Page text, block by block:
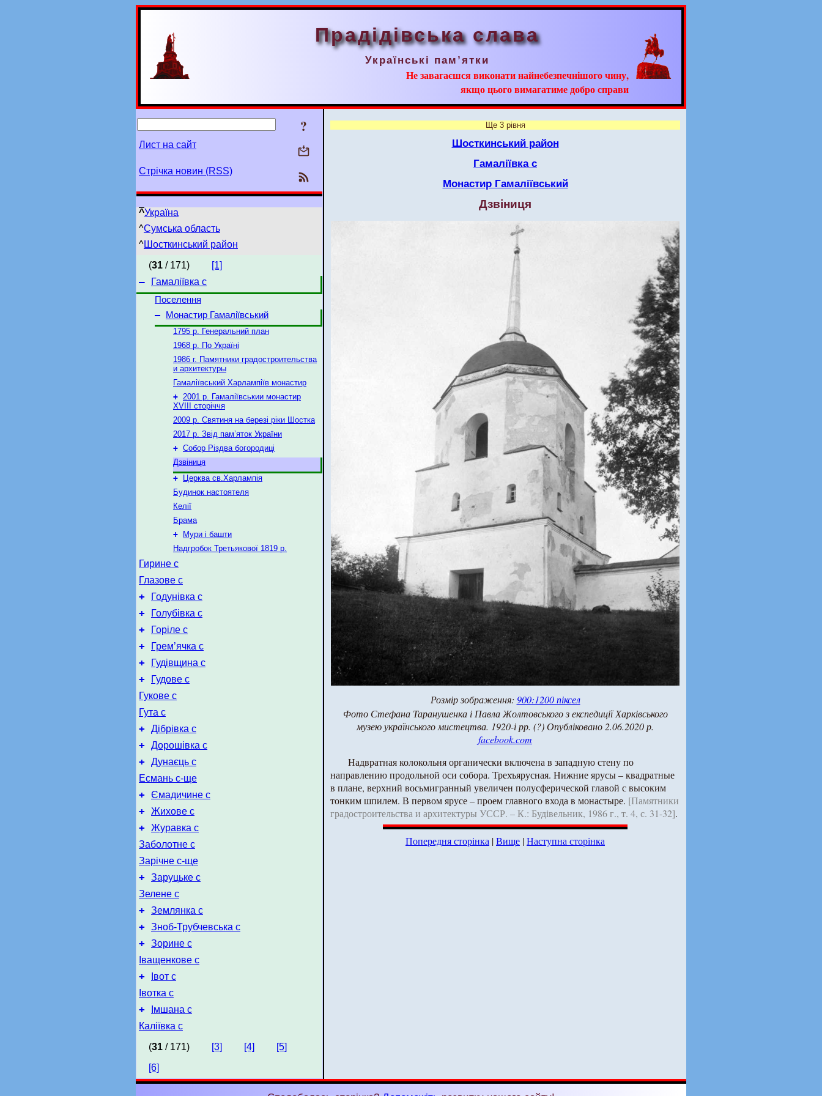
Прадідівська слава
Українські пам’ятки
Не завагаєшся виконати найнебезпечнішого чину,
якщо цього вимагатиме добро справи
?
Лист на сайт
Стрічка новин (RSS)
^Україна
^Сумська область
^Шосткинський район
(31 / 171) [1]
– Гамаліївка с
Поселення
– Монастир Гамаліївський
1795 р. Генеральний план
1968 р. По Україні
1986 г. Памятники градостроительства
и архитектуры
Гамаліївський Харлампіїв монастир
+ 2001 р. Гамаліївськии монастир
XVIII сторіччя
2009 р. Святиня на березі ріки Шостка
2017 р. Звід пам’яток України
+ Собор Різдва богородиці
Дзвіниця
+
Церква св.Харлампія
Будинок настоятеля
Келії
Брама
+
Мури і башти
Надгробок Третьякової 1819 р.
Гирине с
Глазове с
+ Годунівка с
+ Голубівка с
+ Горіле с
+ Грем’ячка с
+ Гудівщина с
+
Гудове с
Гукове с
Гута с
+ Дібрівка с
+ Дорошівка с
+ Дунаєць с
Есмань с-ще
+ Ємадичине с
+ Жихове с
+ Журавка с
Заболотне с
Зарічне с-ще
+ Заруцьке с
Зелене с
+ Землянка с
+ Зноб-Трубчевська с
+ Зорине с
Іващенкове с
+
Івот с
Івотка с
+
Імшана с
Каліївка с
(31 / 171) [3] [4]
[5]
[6]
Ще 3 рівня
Шосткинський район
Гамаліївка с
Монастир Гамаліївський
Дзвіниця
Розмір зображення: 900:1200 піксел
Фото Стефана Таранушенка і Павла Жолтовського з експедиції Харківського
музею українського мистецтва. 1920-і рр. (?) Опубліковано 2.06.2020 р.
facebook.com
Надвратная колокольня органически включена в западную стену по
направлению продольной оси собора. Трехъярусная. Нижние ярусы – квадратные
в плане, верхний восьмигранный увеличен полусферической главой с высоким
тонким шпилем. В первом ярусе – проем главного входа в монастыре. [Памятники
градостроительства и архитектуры УССР. – К.: Будівельник, 1986 г., т. 4, с. 31-32].
Попередня сторінка |Вище |Наступна сторінка